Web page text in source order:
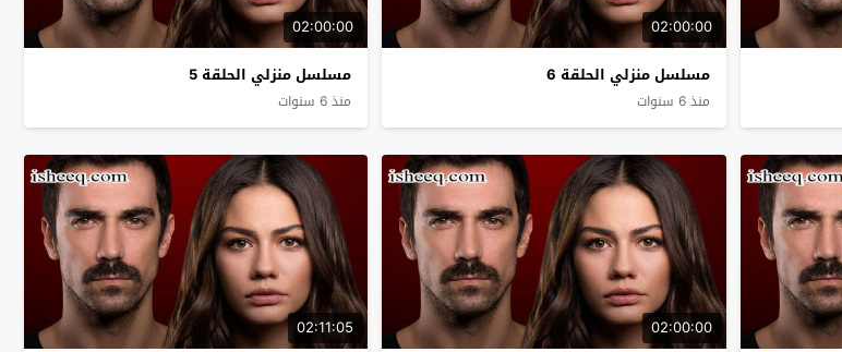
02:00:00
مسلسل منزلي الحلقة 6
منذ 6 سنوات
02:00:00
مسلسل منزلي الحلقة 5
منذ 6 سنوات
02:00:00
02:11:05